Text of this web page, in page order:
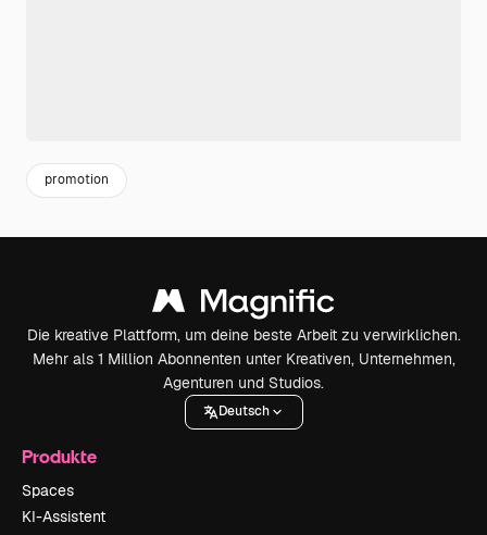
promotion
Die kreative Plattform, um deine beste Arbeit zu verwirklichen.
Mehr als 1 Million Abonnenten unter Kreativen, Unternehmen,
Agenturen und Studios.
Deutsch
Produkte
Spaces
KI-Assistent